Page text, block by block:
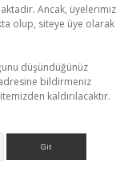
Ancak, üyelerimiz
olup, siteye üye olarak
düşündüğünüz
bildirmeniz
kaldırılacaktır.